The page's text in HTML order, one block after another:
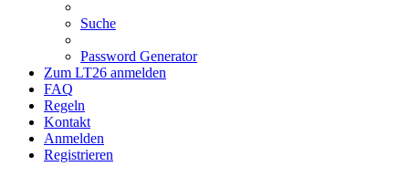
Suche
Password Generator
Zum LT26 anmelden
FAQ
Regeln
Kontakt
Anmelden
Registrieren